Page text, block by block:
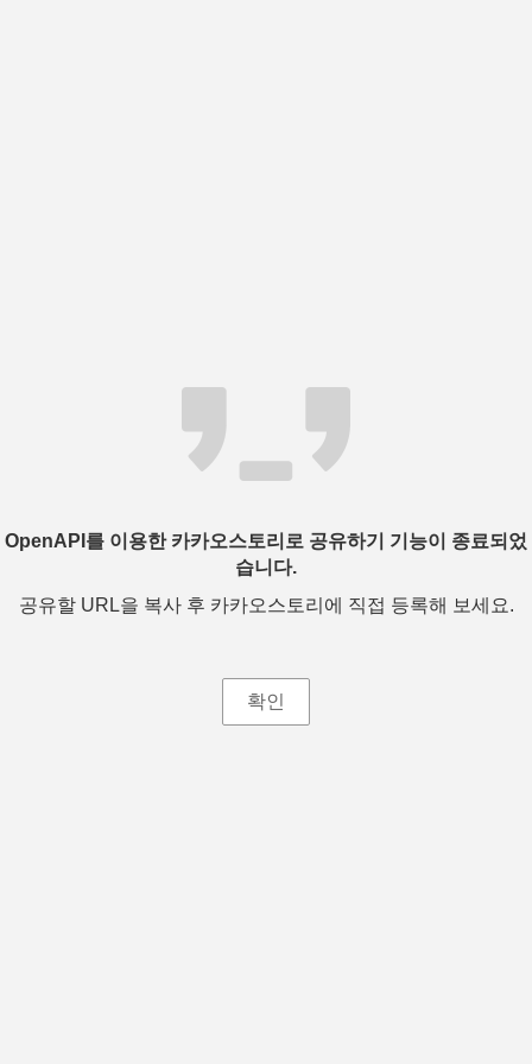
OpenAPI를 이용한 카카오스토리로 공유하기 기능이 종료되었
습니다.
공유할 URL을 복사 후 카카오스토리에 직접 등록해 보세요.
확인